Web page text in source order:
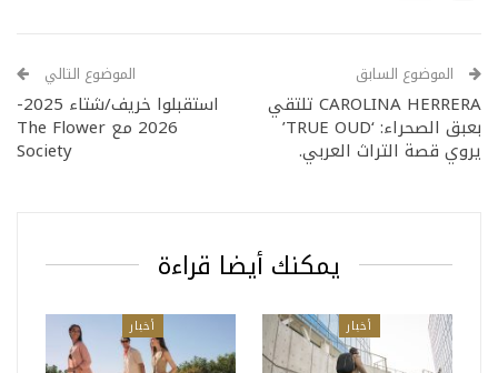
الموضوع السابق
CAROLINA HERRERA تلتقي
بعبق الصحراء: ‘TRUE OUD’
يروي قصة التراث العربي.
الموضوع التالي
استقبلوا خريف/شتاء 2025-
2026 مع The Flower
Society
يمكنك أيضا قراءة
أخبار أخبار